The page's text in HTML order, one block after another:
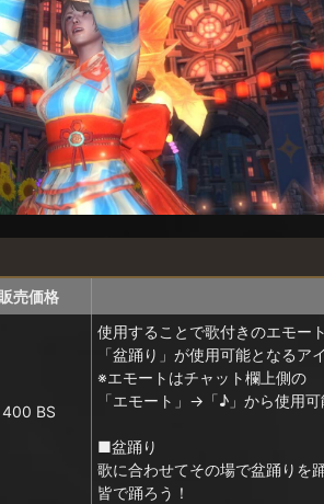
販売価格
400 BS
使用することで歌付きのエモー
「盆踊り」が使用可能となるア
※エモートはチャット欄上側の
「エモート」→「♪」から使用
■盆踊り
歌に合わせてその場で盆踊りを
皆で踊ろう！